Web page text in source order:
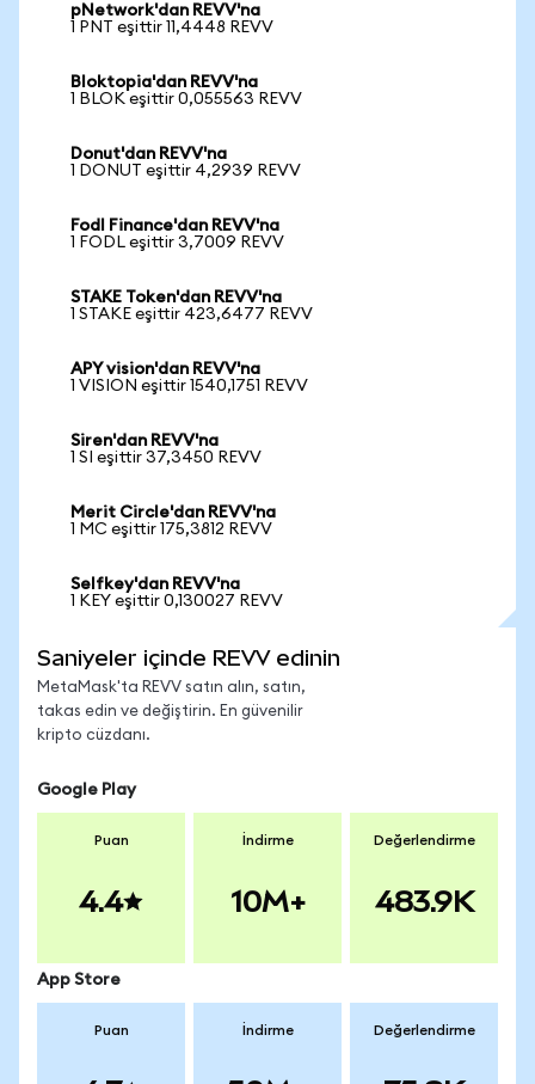
pNetwork'dan REVV'na
1 PNT eşittir 11,4448 REVV
Bloktopia'dan REVV'na
1 BLOK eşittir 0,055563 REVV
Donut'dan REVV'na
1 DONUT eşittir 4,2939 REVV
Fodl Finance'dan REVV'na
1 FODL eşittir 3,7009 REVV
STAKE Token'dan REVV'na
1 STAKE eşittir 423,6477 REVV
APY vision'dan REVV'na
1 VISION eşittir 1540,1751 REVV
Siren'dan REVV'na
1 SI eşittir 37,3450 REVV
Merit Circle'dan REVV'na
1 MC eşittir 175,3812 REVV
Selfkey'dan REVV'na
1 KEY eşittir 0,130027 REVV
Saniyeler içinde REVV edinin
MetaMask'ta REVV satın alın, satın,
takas edin ve değiştirin. En güvenilir
kripto cüzdanı.
Google Play
Puan
4.4
İndirme
10M+
Değerlendirme
483.9K
App Store
Puan İndirme Değerlendirme